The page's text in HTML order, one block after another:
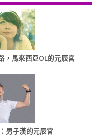
，馬來西亞OL的元辰宮
男子漢的元辰宮